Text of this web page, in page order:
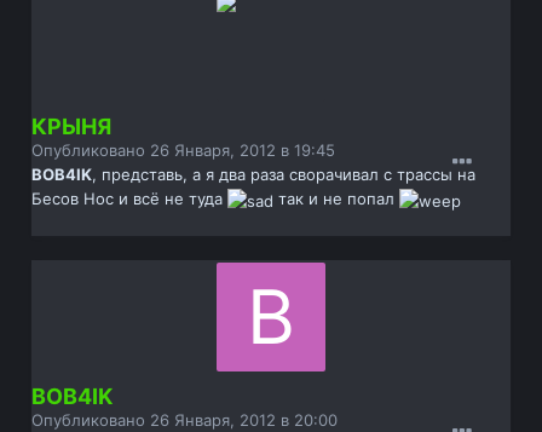
КРЫНЯ
Опубликовано 26 Января, 2012 в 19:45
BOB4IK, представь, а я два раза сворачивал с трассы на
Бесов Нос и всё не туда
так и не попал
BOB4IK
Опубликовано 26 Января, 2012 в 20:00